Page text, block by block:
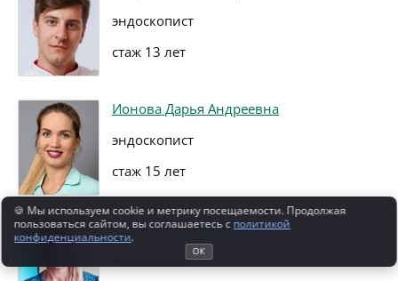
эндоскопист
стаж 13 лет
Ионова Дарья Андреевна
эндоскопист
стаж 15 лет
Захарова Яна Сергеевна
эндоскопист
🍪 Мы используем cookie и метрику посещаемости. Продолжая
пользоваться сайтом, вы соглашаетесь с политикой
конфиденциальности.
ОК